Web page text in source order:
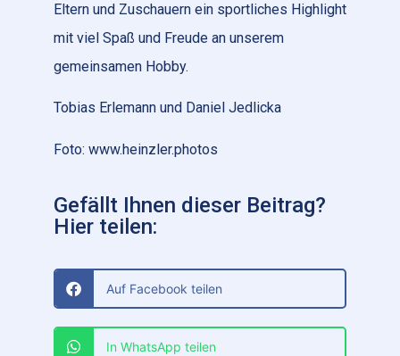
Eltern und Zuschauern ein sportliches Highlight
mit viel Spaß und Freude an unserem
gemeinsamen Hobby.
Tobias Erlemann und Daniel Jedlicka
Foto: www.heinzler.photos
Gefällt Ihnen dieser Beitrag?
Hier teilen:
Auf Facebook teilen
In WhatsApp teilen